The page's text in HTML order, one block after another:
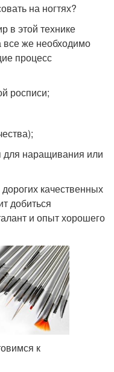
на ногтях?
в этой технике
все же необходимо
процесс
росписи;
для наращивания или
качественных
добиться
и опыт хорошего
к